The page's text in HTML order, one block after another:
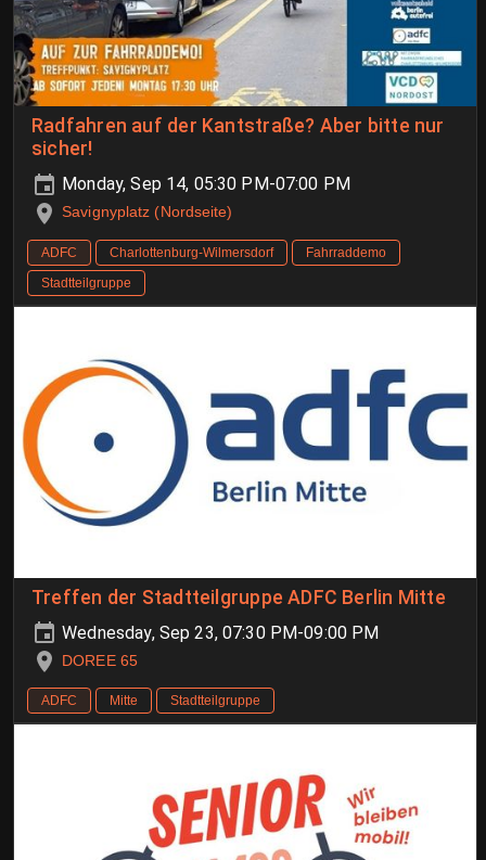
Radfahren auf der Kantstraße? Aber bitte nur
sicher!
Monday, Sep 14, 05:30 PM-07:00 PM
Savignyplatz (Nordseite)
ADFC Charlottenburg-Wilmersdorf
Fahrraddemo
Stadtteilgruppe
Treffen der Stadtteilgruppe ADFC Berlin Mitte
Wednesday, Sep 23, 07:30 PM-09:00 PM
DOREE 65
ADFC Mitte Stadtteilgruppe